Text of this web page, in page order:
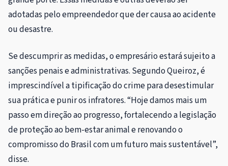
adotadas pelo empreendedor que der causa ao acidente
ou desastre.
Se descumprir as medidas, o empresário estará sujeito a
sanções penais e administrativas. Segundo Queiroz, é
imprescindível a tipificação do crime para desestimular
sua prática e punir os infratores. “Hoje damos mais um
passo em direção ao progresso, fortalecendo a legislação
de proteção ao bem-estar animal e renovando o
compromisso do Brasil com um futuro mais sustentável”,
disse.